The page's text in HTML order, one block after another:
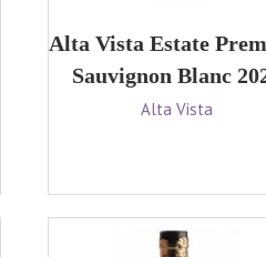
Alta Vista Estate
Sauvignon Blanc
Alta Vista